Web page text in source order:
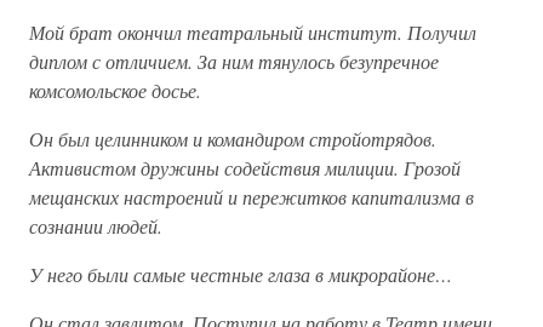
Мой брат окончил театральный институт. Получил
диплом с отличием. За ним тянулось безупречное
комсомольское досье.
Он был целинником и командиром стройотрядов.
Активистом дружины содействия милиции. Грозой
мещанских настроений и пережитков капитализма в
сознании людей.
У него были самые честные глаза в микрорайоне…